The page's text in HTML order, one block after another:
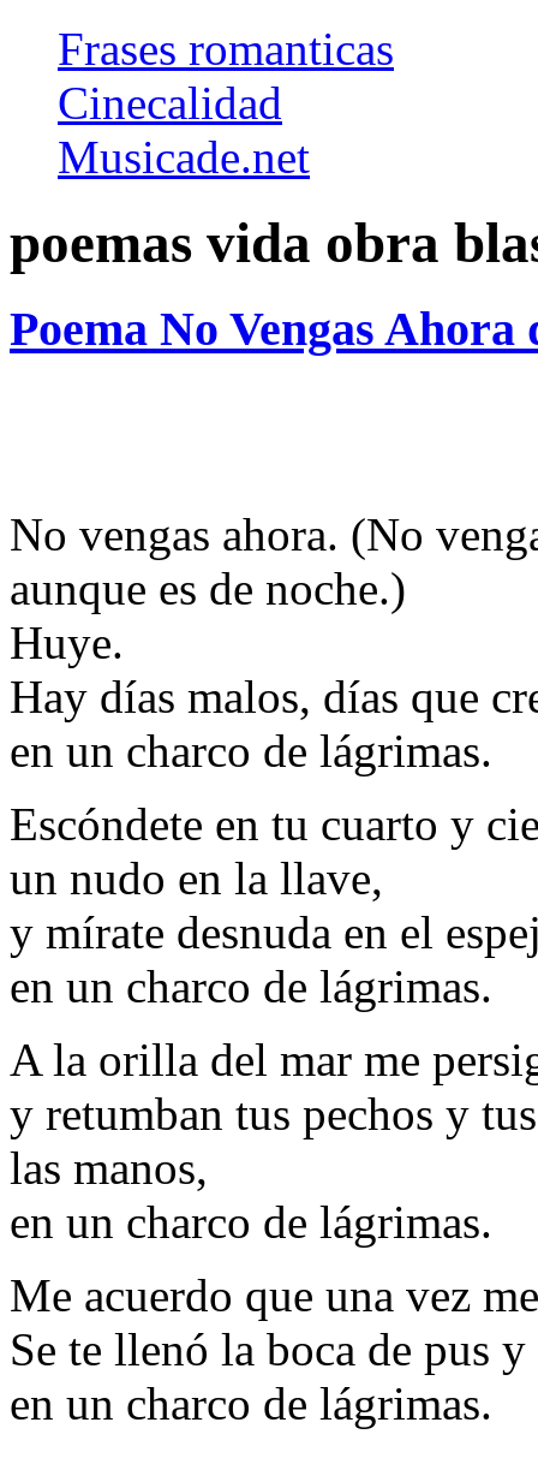
Frases romanticas
Cinecalidad
Musicade.net
poemas vida obra
Poema No Vengas Ahora
No vengas ahora. (No
aunque es de noche.)
Huye.
Hay días malos, días que
en un charco de lágrimas.
Escóndete en tu cuarto y
un nudo en la llave,
y mírate desnuda en el
en un charco de lágrimas.
A la orilla del mar me
y retumban tus pechos y
las manos,
en un charco de lágrimas.
Me acuerdo que una vez
Se te llenó la boca de pus
en un charco de lágrimas.